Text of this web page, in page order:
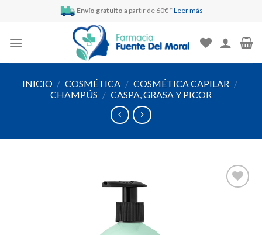
Envío gratuito a partir de 60€ * Leer más
INICIO / COSMÉTICA / COSMÉTICA CAPILAR /
CHAMPÚS / CASPA, GRASA Y PICOR